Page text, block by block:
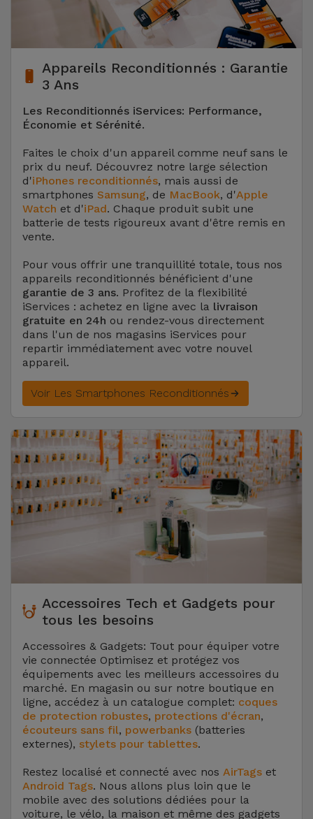
Appareils Reconditionnés : Garantie
3 Ans
Les Reconditionnés iServices: Performance,
Économie et Sérénité.
Faites le choix d'un appareil comme neuf sans le
prix du neuf. Découvrez notre large sélection
d'iPhones reconditionnés, mais aussi de
smartphones Samsung, de MacBook, d'Apple
Watch et d'iPad. Chaque produit subit une
batterie de tests rigoureux avant d'être remis en
vente.
Pour vous offrir une tranquillité totale, tous nos
appareils reconditionnés bénéficient d'une
garantie de 3 ans. Profitez de la flexibilité
iServices : achetez en ligne avec la livraison
gratuite en 24h ou rendez-vous directement
dans l'un de nos magasins iServices pour
repartir immédiatement avec votre nouvel
appareil.
Voir Les Smartphones Reconditionnés
Accessoires Tech et Gadgets pour
tous les besoins
Accessoires & Gadgets: Tout pour équiper votre
vie connectée Optimisez et protégez vos
équipements avec les meilleurs accessoires du
marché. En magasin ou sur notre boutique en
ligne, accédez à un catalogue complet: coques
de protection robustes, protections d'écran,
écouteurs sans fil, powerbanks (batteries
externes), stylets pour tablettes.
Restez localisé et connecté avec nos AirTags et
Android Tags. Nous allons plus loin que le
mobile avec des solutions dédiées pour la
voiture, le vélo, la maison et même des gadgets